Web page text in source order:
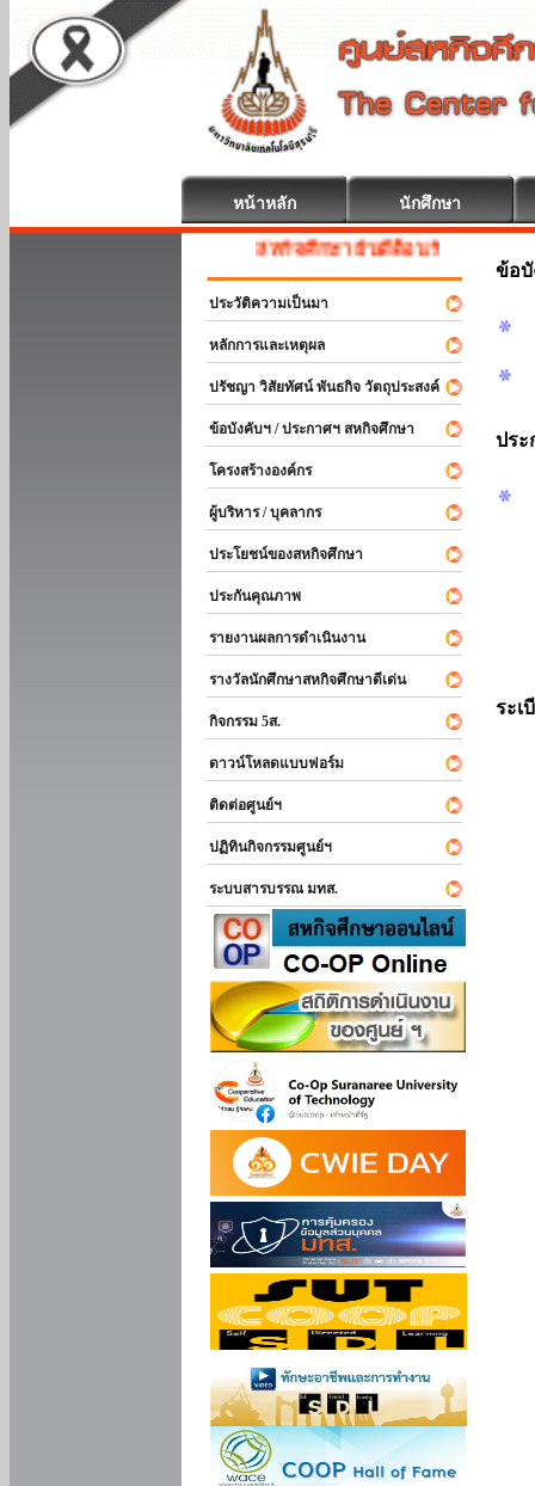
หน้าหลัก นักศึกษา
สหกิจศึกษา ยินดีต้อนรับ
ประวัติความเป็นมา
หลักการและเหตุผล
ปรัชญา วิสัยทัศน์ พันธกิจ วัตถุประสงค์
ข้อบังคับฯ / ประกาศฯ สหกิจศึกษา
โครงสร้างองค์กร
ผู้บริหาร / บุคลากร
ประโยชน์ของสหกิจศึกษา
ประกันคุณภาพ
รายงานผลการดำเนินงาน
รางวัลนักศึกษาสหกิจศึกษาดีเด่น
กิจกรรม 5ส.
ดาวน์โหลดแบบฟอร์ม
ติดต่อศูนย์ฯ
ปฏิทินกิจกรรมศูนย์ฯ
ระบบสารบรรณ มทส.
ข้อ
ประ
ระเ